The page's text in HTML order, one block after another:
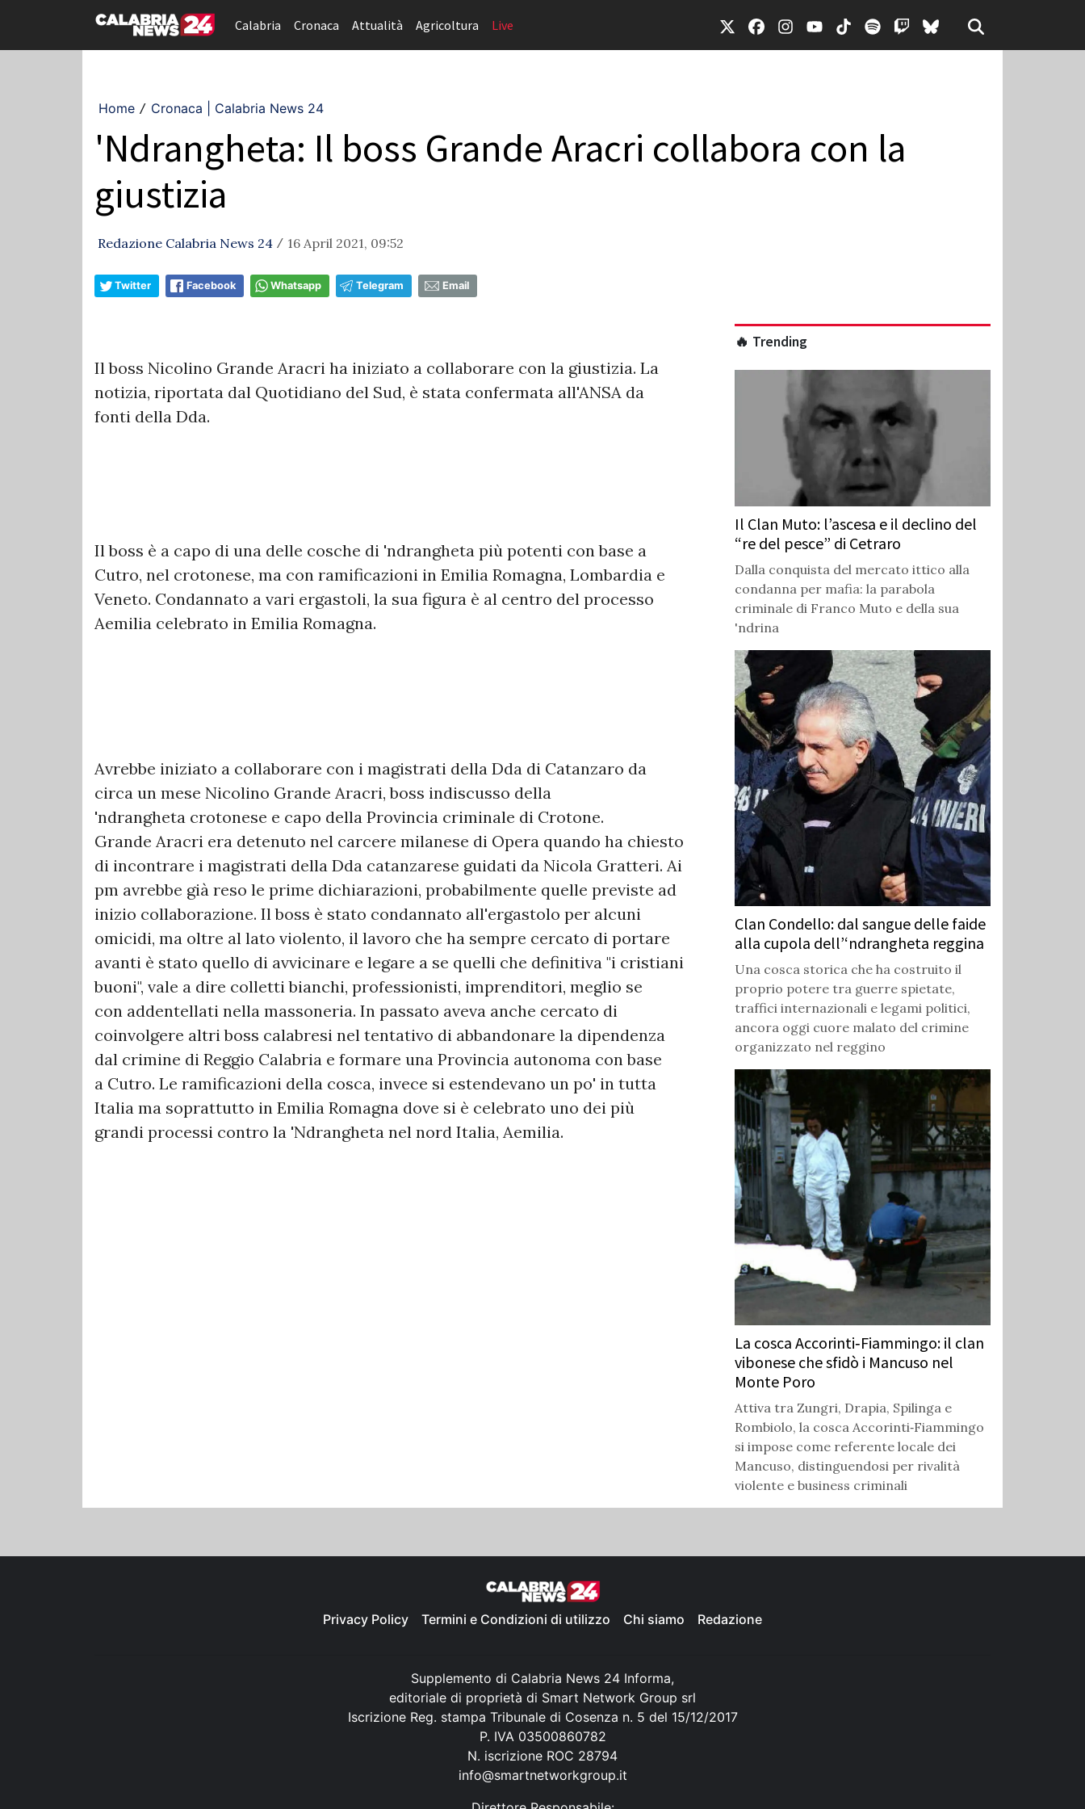
Calabria Cronaca Attualità Agricoltura Live
Home / Cronaca | Calabria News 24
'Ndrangheta: Il boss Grande Aracri collabora con la
giustizia
Redazione Calabria News 24 / 16 April 2021, 09:52
Twitter Facebook Whatsapp Telegram Email
Il boss Nicolino Grande Aracri ha iniziato a collaborare con la giustizia. La
notizia, riportata dal Quotidiano del Sud, è stata confermata all'ANSA da
fonti della Dda.
Il boss è a capo di una delle cosche di 'ndrangheta più potenti con base a
Cutro, nel crotonese, ma con ramificazioni in Emilia Romagna, Lombardia e
Veneto. Condannato a vari ergastoli, la sua figura è al centro del processo
Aemilia celebrato in Emilia Romagna.
Avrebbe iniziato a collaborare con i magistrati della Dda di Catanzaro da
circa un mese Nicolino Grande Aracri, boss indiscusso della
'ndrangheta crotonese e capo della Provincia criminale di Crotone.
Grande Aracri era detenuto nel carcere milanese di Opera quando ha chiesto
di incontrare i magistrati della Dda catanzarese guidati da Nicola Gratteri. Ai
pm avrebbe già reso le prime dichiarazioni, probabilmente quelle previste ad
inizio collaborazione. Il boss è stato condannato all'ergastolo per alcuni
omicidi, ma oltre al lato violento, il lavoro che ha sempre cercato di portare
avanti è stato quello di avvicinare e legare a se quelli che definitiva "i cristiani
buoni", vale a dire colletti bianchi, professionisti, imprenditori, meglio se
con addentellati nella massoneria. In passato aveva anche cercato di
coinvolgere altri boss calabresi nel tentativo di abbandonare la dipendenza
dal crimine di Reggio Calabria e formare una Provincia autonoma con base
a Cutro. Le ramificazioni della cosca, invece si estendevano un po' in tutta
Italia ma soprattutto in Emilia Romagna dove si è celebrato uno dei più
grandi processi contro la 'Ndrangheta nel nord Italia, Aemilia.
🔥 Trending
Il Clan Muto: l’ascesa e il declino del
“re del pesce” di Cetraro
Dalla conquista del mercato ittico alla
condanna per mafia: la parabola
criminale di Franco Muto e della sua
'ndrina
Clan Condello: dal sangue delle faide
alla cupola dell’‘ndrangheta reggina
Una cosca storica che ha costruito il
proprio potere tra guerre spietate,
traffici internazionali e legami politici,
ancora oggi cuore malato del crimine
organizzato nel reggino
La cosca Accorinti‑Fiammingo: il clan
vibonese che sfidò i Mancuso nel
Monte Poro
Attiva tra Zungri, Drapia, Spilinga e
Rombiolo, la cosca Accorinti‑Fiammingo
si impose come referente locale dei
Mancuso, distinguendosi per rivalità
violente e business criminali
Privacy Policy Termini e Condizioni di utilizzo Chi siamo Redazione
Supplemento di Calabria News 24 Informa,
editoriale di proprietà di Smart Network Group srl
Iscrizione Reg. stampa Tribunale di Cosenza n. 5 del 15/12/2017
P. IVA 03500860782
N. iscrizione ROC 28794
info@smartnetworkgroup.it